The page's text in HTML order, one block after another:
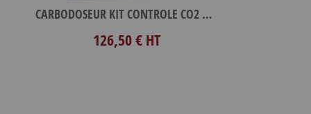
CARBODOSEUR KIT CONTROLE CO2 MALETT
126,50 € HT